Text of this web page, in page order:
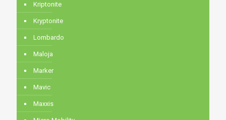
Kriptonite
Kryptonite
Lombardo
Maloja
Marker
Mavic
Maxxis